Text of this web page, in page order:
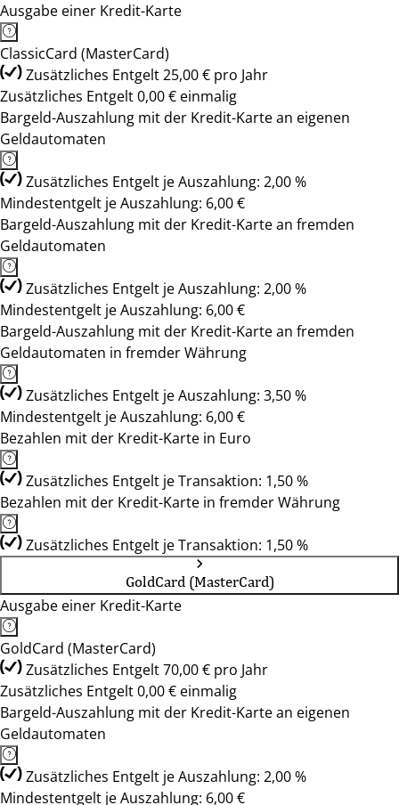
Ausgabe einer Kredit-Karte
ClassicCard (MasterCard)
Zusätzliches Entgelt 25,00 € pro Jahr
Zusätzliches Entgelt 0,00 € einmalig
Bargeld-Auszahlung mit der Kredit-Karte an eigenen
Geldautomaten
Zusätzliches Entgelt je Auszahlung: 2,00 %
Mindestentgelt je Auszahlung: 6,00 €
Bargeld-Auszahlung mit der Kredit-Karte an fremden
Geldautomaten
Zusätzliches Entgelt je Auszahlung: 2,00 %
Mindestentgelt je Auszahlung: 6,00 €
Bargeld-Auszahlung mit der Kredit-Karte an fremden
Geldautomaten in fremder Währung
Zusätzliches Entgelt je Auszahlung: 3,50 %
Mindestentgelt je Auszahlung: 6,00 €
Bezahlen mit der Kredit-Karte in Euro
Zusätzliches Entgelt je Transaktion: 1,50 %
Bezahlen mit der Kredit-Karte in fremder Währung
Zusätzliches Entgelt je Transaktion: 1,50 %
GoldCard (MasterCard)
Ausgabe einer Kredit-Karte
GoldCard (MasterCard)
Zusätzliches Entgelt 70,00 € pro Jahr
Zusätzliches Entgelt 0,00 € einmalig
Bargeld-Auszahlung mit der Kredit-Karte an eigenen
Geldautomaten
Zusätzliches Entgelt je Auszahlung: 2,00 %
Mindestentgelt je Auszahlung: 6,00 €